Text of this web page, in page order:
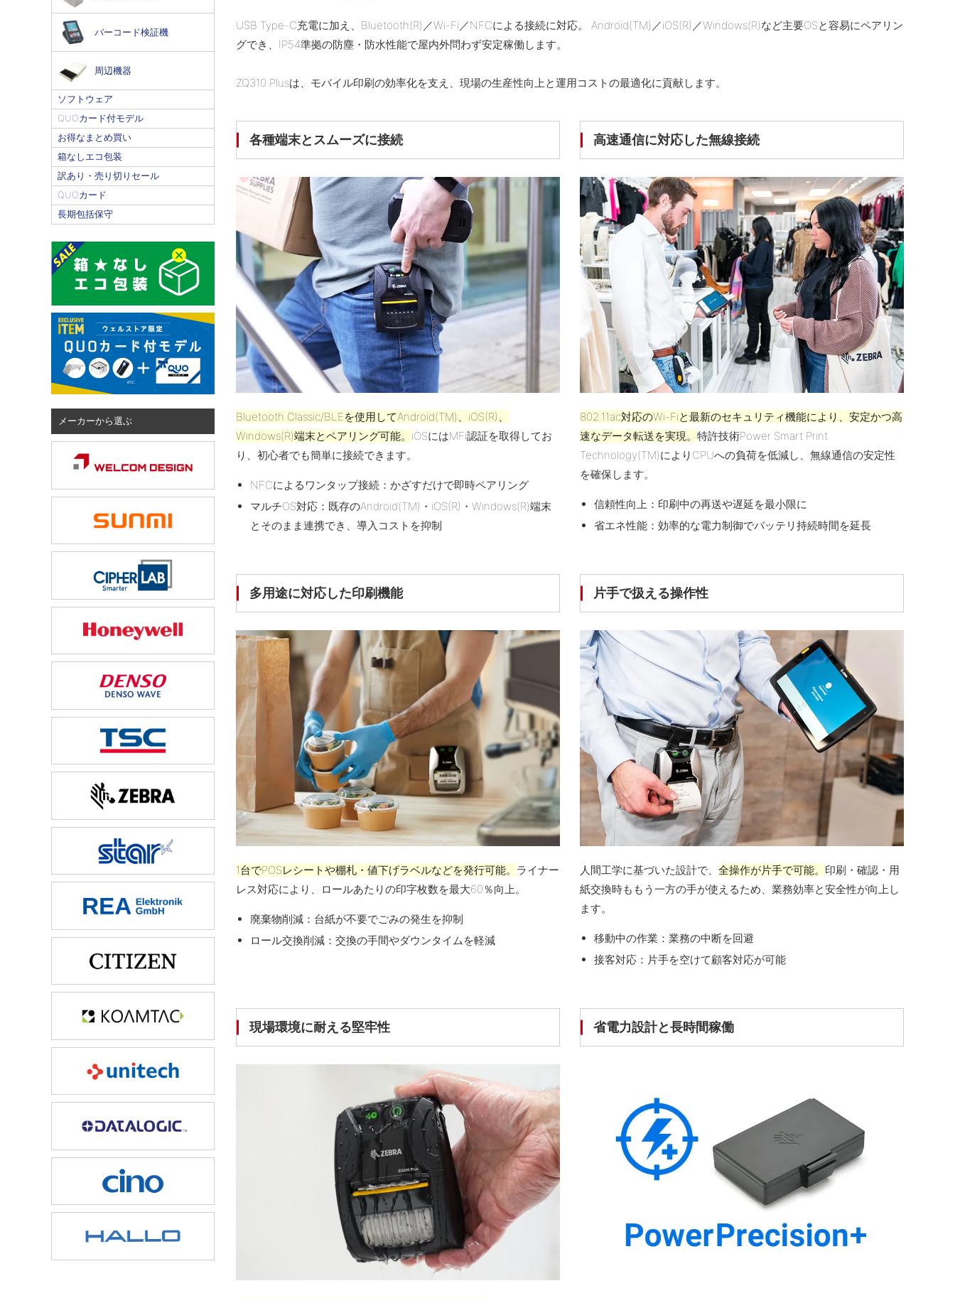
バーコード検証機
周辺機器
ソフトウェア
QUOカード付モデル
お得なまとめ買い
箱なしエコ包装
訳あり・売り切りセール
QUOカード
長期包括保守
メーカーから選ぶ
USB Type-C充電に加え、Bluetooth(R)／Wi-Fi／NFCによる接続に対応。 Android(TM)／iOS(R)／Windows(R)など主要OSと容易にペアリン
グでき、IP54準拠の防塵・防水性能で屋内外問わず安定稼働します。
ZQ310 Plusは、モバイル印刷の効率化を支え、現場の生産性向上と運用コストの最適化に貢献します。
各種端末とスムーズに接続
Bluetooth Classic/BLEを使用してAndroid(TM)、iOS(R)、
Windows(R)端末とペアリング可能。 iOSにはMFi認証を取得してお
り、初心者でも簡単に接続できます。
NFCによるワンタップ接続：かざすだけで即時ペアリング
マルチOS対応：既存のAndroid(TM)・iOS(R)・Windows(R)端末
とそのまま連携でき、導入コストを抑制
高速通信に対応した無線接続
802.11ac対応のWi-Fiと最新のセキュリティ機能により、安定かつ高
速なデータ転送を実現。特許技術Power Smart Print
Technology(TM)によりCPUへの負荷を低減し、無線通信の安定性
を確保します。
信頼性向上：印刷中の再送や遅延を最小限に
省エネ性能：効率的な電力制御でバッテリ持続時間を延長
多用途に対応した印刷機能
1台でPOSレシートや棚札・値下げラベルなどを発行可能。 ライナー
レス対応により、ロールあたりの印字枚数を最大60％向上。
廃棄物削減：台紙が不要でごみの発生を抑制
ロール交換削減：交換の手間やダウンタイムを軽減
片手で扱える操作性
人間工学に基づいた設計で、全操作が片手で可能。 印刷・確認・用
紙交換時ももう一方の手が使えるため、業務効率と安全性が向上し
ます。
移動中の作業：業務の中断を回避
接客対応：片手を空けて顧客対応が可能
現場環境に耐える堅牢性 省電力設計と長時間稼働